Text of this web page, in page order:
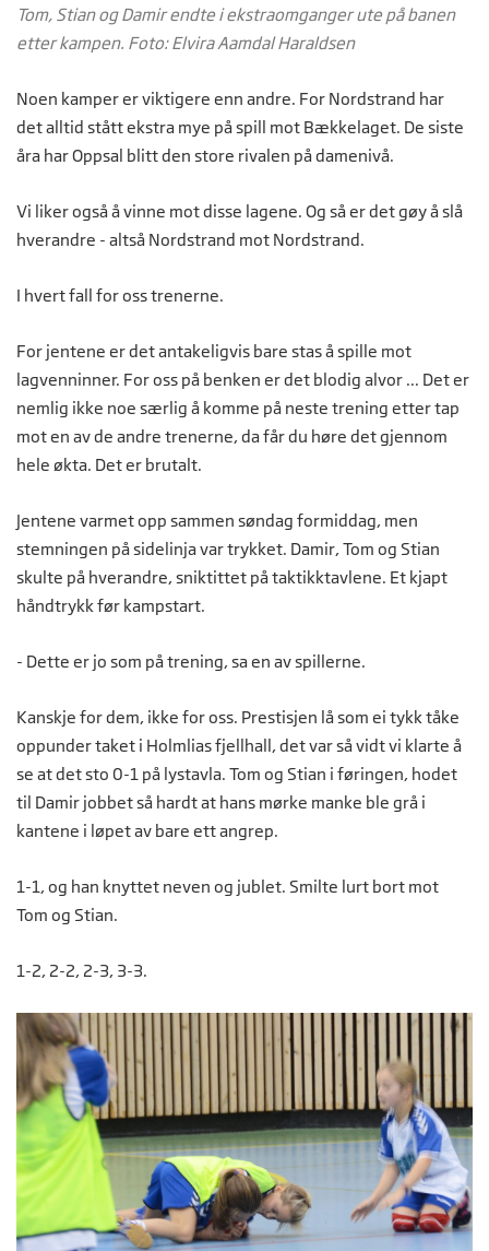
Tom, Stian og Damir endte i ekstraomganger ute på banen
etter kampen. Foto: Elvira Aamdal Haraldsen
Noen kamper er viktigere enn andre. For Nordstrand har
det alltid stått ekstra mye på spill mot Bækkelaget. De siste
åra har Oppsal blitt den store rivalen på damenivå.
Vi liker også å vinne mot disse lagene. Og så er det gøy å slå
hverandre - altså Nordstrand mot Nordstrand.
I hvert fall for oss trenerne.
For jentene er det antakeligvis bare stas å spille mot
lagvenninner. For oss på benken er det blodig alvor ... Det er
nemlig ikke noe særlig å komme på neste trening etter tap
mot en av de andre trenerne, da får du høre det gjennom
hele økta. Det er brutalt.
Jentene varmet opp sammen søndag formiddag, men
stemningen på sidelinja var trykket. Damir, Tom og Stian
skulte på hverandre, sniktittet på taktikktavlene. Et kjapt
håndtrykk før kampstart.
- Dette er jo som på trening, sa en av spillerne.
Kanskje for dem, ikke for oss. Prestisjen lå som ei tykk tåke
oppunder taket i Holmlias fjellhall, det var så vidt vi klarte å
se at det sto 0-1 på lystavla. Tom og Stian i føringen, hodet
til Damir jobbet så hardt at hans mørke manke ble grå i
kantene i løpet av bare ett angrep.
1-1, og han knyttet neven og jublet. Smilte lurt bort mot
Tom og Stian.
1-2, 2-2, 2-3, 3-3.